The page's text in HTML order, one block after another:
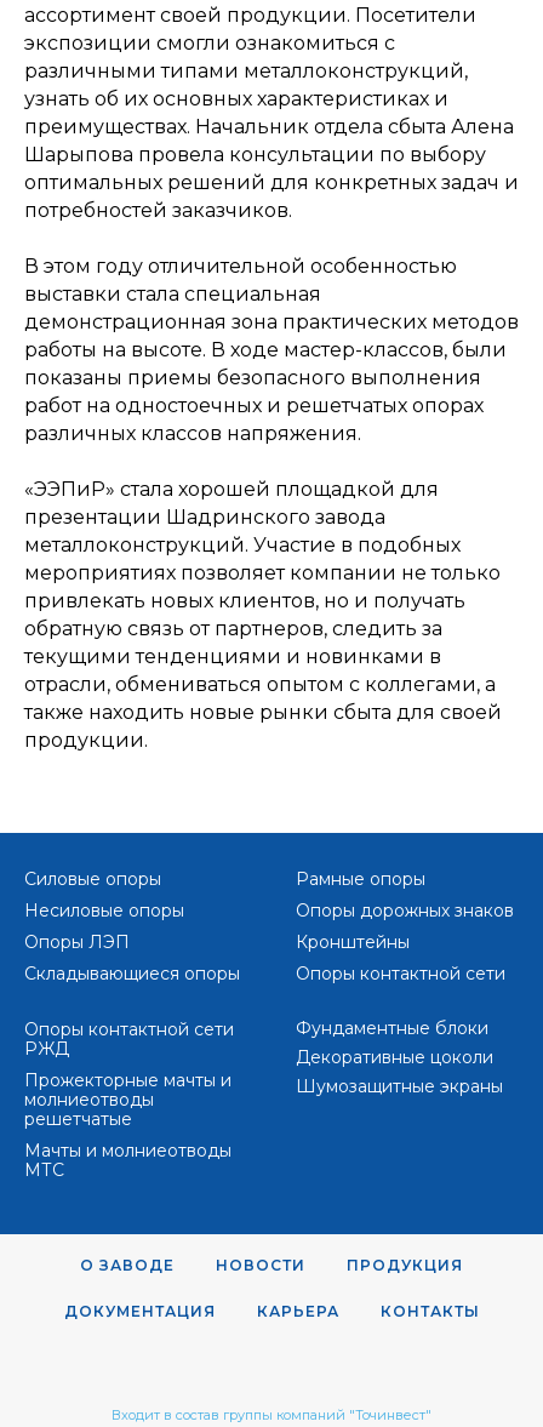
ассортимент своей продукции. Посетители
экспозиции смогли ознакомиться с
различными типами металлоконструкций,
узнать об их основных характеристиках и
преимуществах. Начальник отдела сбыта Алена
Шарыпова провела консультации по выбору
оптимальных решений для конкретных задач и
потребностей заказчиков.
В этом году отличительной особенностью
выставки стала специальная
демонстрационная зона практических методов
работы на высоте. В ходе мастер-классов, были
показаны приемы безопасного выполнения
работ на одностоечных и решетчатых опорах
различных классов напряжения.
«ЭЭПиР» стала хорошей площадкой для
презентации Шадринского завода
металлоконструкций. Участие в подобных
мероприятиях позволяет компании не только
привлекать новых клиентов, но и получать
обратную связь от партнеров, следить за
текущими тенденциями и новинками в
отрасли, обмениваться опытом с коллегами, а
также находить новые рынки сбыта для своей
продукции.
Силовые опоры
Несиловые опоры
Опоры ЛЭП
Складывающиеся опоры
Рамные опоры
Опоры дорожных знаков
Кронштейны
Опоры контактной сети
Опоры контактной сети
РЖД
Прожекторные мачты и
молниеотводы
решетчатые
Мачты и молниеотводы
МТС
Фундаментные блоки
Декоративные цоколи
Шумозащитные экраны
О ЗАВОДЕ НОВОСТИ ПРОДУКЦИЯ
ДОКУМЕНТАЦИЯ КАРЬЕРА КОНТАКТЫ
Входит в состав группы компаний "Точинвест"